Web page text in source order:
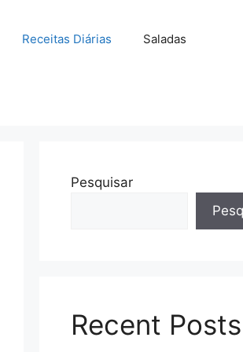
Receitas Diárias Saladas
Pesquisar
Recent Posts